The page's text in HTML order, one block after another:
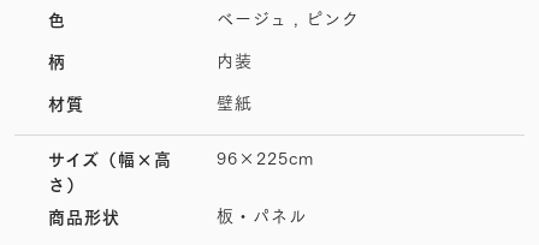
色 ベージュ , ピンク
柄 内装
材質 壁紙
サイズ （幅×高
さ）
96×225cm
商品形状 板・パネル